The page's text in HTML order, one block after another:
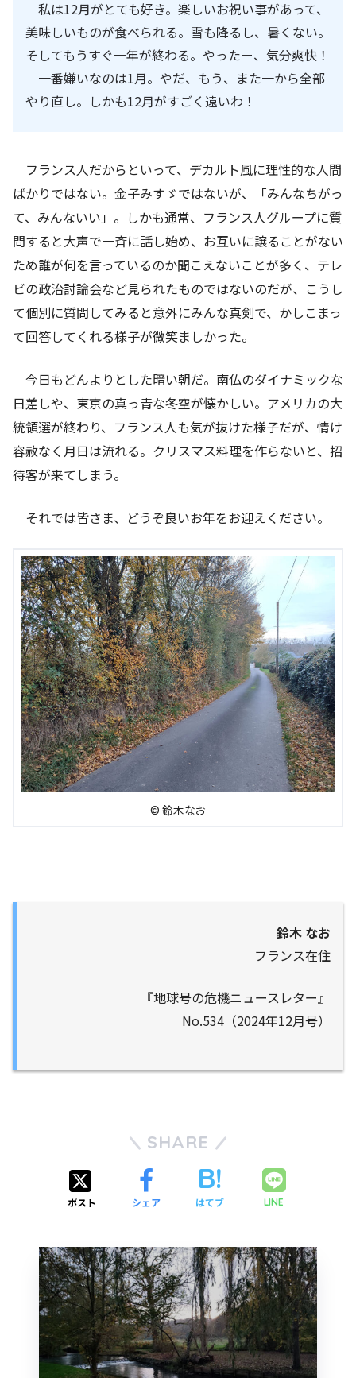
私は12月がとても好き。楽しいお祝い事があって、
美味しいものが食べられる。雪も降るし、暑くない。
そしてもうすぐ一年が終わる。やったー、気分爽快！
一番嫌いなのは1月。やだ、もう、また一から全部
やり直し。しかも12月がすごく遠いわ！
フランス人だからといって、デカルト風に理性的な人間
ばかりではない。金子みすゞではないが、「みんなちがっ
て、みんないい」。しかも通常、フランス人グループに質
問すると大声で一斉に話し始め、お互いに譲ることがない
ため誰が何を言っているのか聞こえないことが多く、テレ
ビの政治討論会など見られたものではないのだが、こうし
て個別に質問してみると意外にみんな真剣で、かしこまっ
て回答してくれる様子が微笑ましかった。
今日もどんよりとした暗い朝だ。南仏のダイナミックな
日差しや、東京の真っ青な冬空が懐かしい。アメリカの大
統領選が終わり、フランス人も気が抜けた様子だが、情け
容赦なく月日は流れる。クリスマス料理を作らないと、招
待客が来てしまう。
それでは皆さま、どうぞ良いお年をお迎えください。
© 鈴木なお
鈴木 なお
フランス在住
『地球号の危機ニュースレター』
No.534（2024年12月号）
SHARE
ポスト シェア はてブ LINE